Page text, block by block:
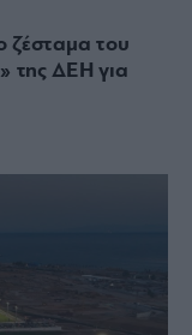
ζέσταμα του
της ΔΕΗ για